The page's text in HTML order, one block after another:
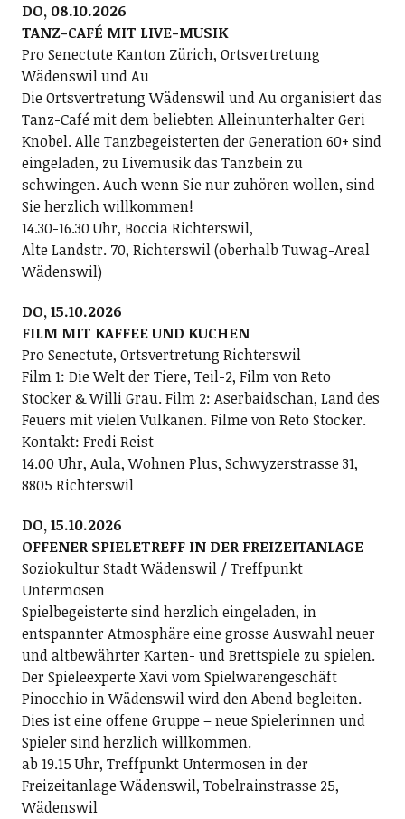
DO, 08.10.2026
TANZ-CAFÉ MIT LIVE-MUSIK
Pro Senectute Kanton Zürich, Ortsvertretung
Wädenswil und Au
Die Ortsvertretung Wädenswil und Au organisiert das
Tanz-Café mit dem beliebten Alleinunterhalter Geri
Knobel. Alle Tanzbegeisterten der Generation 60+ sind
eingeladen, zu Livemusik das Tanzbein zu
schwingen. Auch wenn Sie nur zuhören wollen, sind
Sie herzlich willkommen!
14.30-16.30 Uhr, Boccia Richterswil,
Alte Landstr. 70, Richterswil (oberhalb Tuwag-Areal
Wädenswil)
DO, 15.10.2026
FILM MIT KAFFEE UND KUCHEN
Pro Senectute, Ortsvertretung Richterswil
Film 1: Die Welt der Tiere, Teil-2, Film von Reto
Stocker & Willi Grau. Film 2: Aserbaidschan, Land des
Feuers mit vielen Vulkanen. Filme von Reto Stocker.
Kontakt: Fredi Reist
14.00 Uhr, Aula, Wohnen Plus, Schwyzerstrasse 31,
8805 Richterswil
DO, 15.10.2026
OFFENER SPIELETREFF IN DER FREIZEITANLAGE
Soziokultur Stadt Wädenswil / Treffpunkt
Untermosen
Spielbegeisterte sind herzlich eingeladen, in
entspannter Atmosphäre eine grosse Auswahl neuer
und altbewährter Karten- und Brettspiele zu spielen.
Der Spieleexperte Xavi vom Spielwarengeschäft
Pinocchio in Wädenswil wird den Abend begleiten.
Dies ist eine offene Gruppe – neue Spielerinnen und
Spieler sind herzlich willkommen.
ab 19.15 Uhr, Treffpunkt Untermosen in der
Freizeitanlage Wädenswil, Tobelrainstrasse 25,
Wädenswil